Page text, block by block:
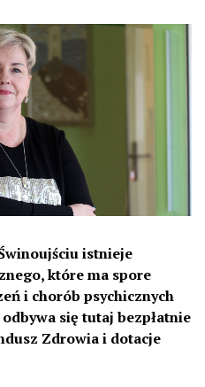
istnieje
które ma spore
i chorób psychicznych
się tutaj bezpłatnie
Zdrowia i dotacje